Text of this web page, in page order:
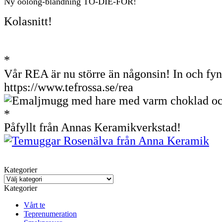
Kolasnitt!
*
Vår REA är nu större än någonsin! In och
https://www.tefrossa.se/rea
*
Påfyllt från Annas Keramikverkstad!
Kategorier
Kategorier
Vårt te
Teprenumeration